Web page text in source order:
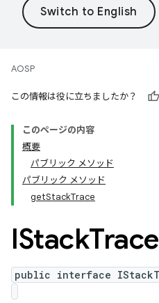
AOSP
この情報は役に立ちましたか？
このページの内容
概要
パブリック メソッド
パブリック メソッド
getStackTrace
IStackTrace
public interface